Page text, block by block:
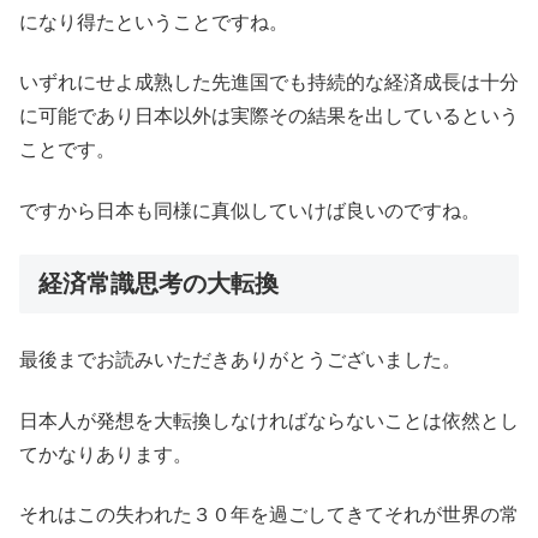
になり得たということですね。
いずれにせよ成熟した先進国でも持続的な経済成長は十分
に可能であり日本以外は実際その結果を出しているという
ことです。
ですから日本も同様に真似していけば良いのですね。
経済常識思考の大転換
最後までお読みいただきありがとうございました。
日本人が発想を大転換しなければならないことは依然とし
てかなりあります。
それはこの失われた３０年を過ごしてきてそれが世界の常